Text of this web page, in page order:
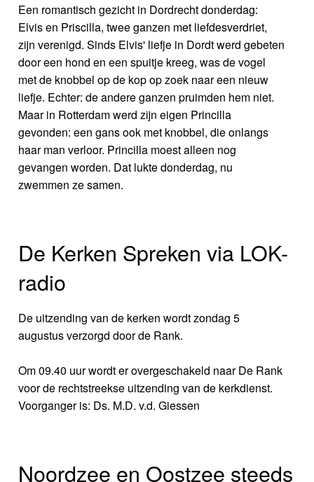
Een romantisch gezicht in Dordrecht donderdag:
Elvis en Priscilla, twee ganzen met liefdesverdriet,
zijn verenigd. Sinds Elvis' liefje in Dordt werd gebeten
door een hond en een spuitje kreeg, was de vogel
met de knobbel op de kop op zoek naar een nieuw
liefje. Echter: de andere ganzen pruimden hem niet.
Maar in Rotterdam werd zijn eigen Princilla
gevonden: een gans ook met knobbel, die onlangs
haar man verloor. Princilla moest alleen nog
gevangen worden. Dat lukte donderdag, nu
zwemmen ze samen.
De Kerken Spreken via LOK-
radio
De uitzending van de kerken wordt zondag 5
augustus verzorgd door de Rank.
Om 09.40 uur wordt er overgeschakeld naar De Rank
voor de rechtstreekse uitzending van de kerkdienst.
Voorganger is: Ds. M.D. v.d. Giessen
Noordzee en Oostzee steeds